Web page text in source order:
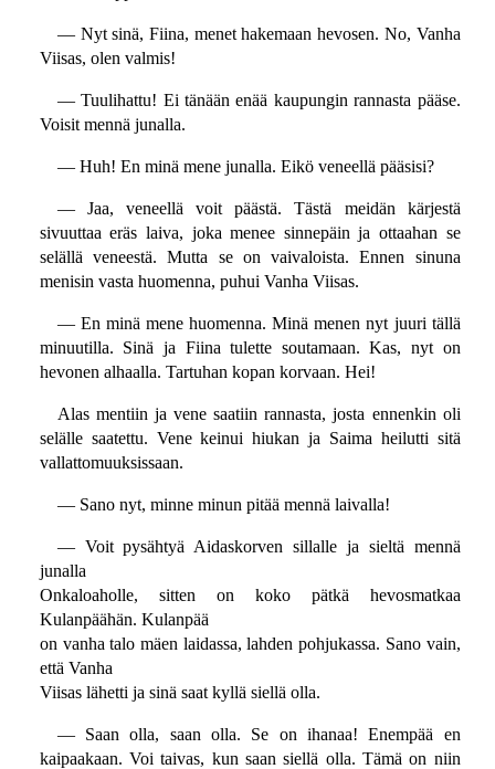
— Nyt sinä, Fiina, menet hakemaan hevosen. No, Vanha
Viisas, olen valmis!
— Tuulihattu! Ei tänään enää kaupungin rannasta pääse.
Voisit mennä junalla.
— Huh! En minä mene junalla. Eikö veneellä pääsisi?
— Jaa, veneellä voit päästä. Tästä meidän kärjestä
sivuuttaa eräs laiva, joka menee sinnepäin ja ottaahan se
selällä veneestä. Mutta se on vaivaloista. Ennen sinuna
menisin vasta huomenna, puhui Vanha Viisas.
— En minä mene huomenna. Minä menen nyt juuri tällä
minuutilla. Sinä ja Fiina tulette soutamaan. Kas, nyt on
hevonen alhaalla. Tartuhan kopan korvaan. Hei!
Alas mentiin ja vene saatiin rannasta, josta ennenkin oli
selälle saatettu. Vene keinui hiukan ja Saima heilutti sitä
vallattomuuksissaan.
— Sano nyt, minne minun pitää mennä laivalla!
— Voit pysähtyä Aidaskorven sillalle ja sieltä mennä
junalla
Onkaloaholle, sitten on koko pätkä hevosmatkaa
Kulanpäähän. Kulanpää
on vanha talo mäen laidassa, lahden pohjukassa. Sano vain,
että Vanha
Viisas lähetti ja sinä saat kyllä siellä olla.
— Saan olla, saan olla. Se on ihanaa! Enempää en
kaipaakaan. Voi taivas, kun saan siellä olla. Tämä on niin